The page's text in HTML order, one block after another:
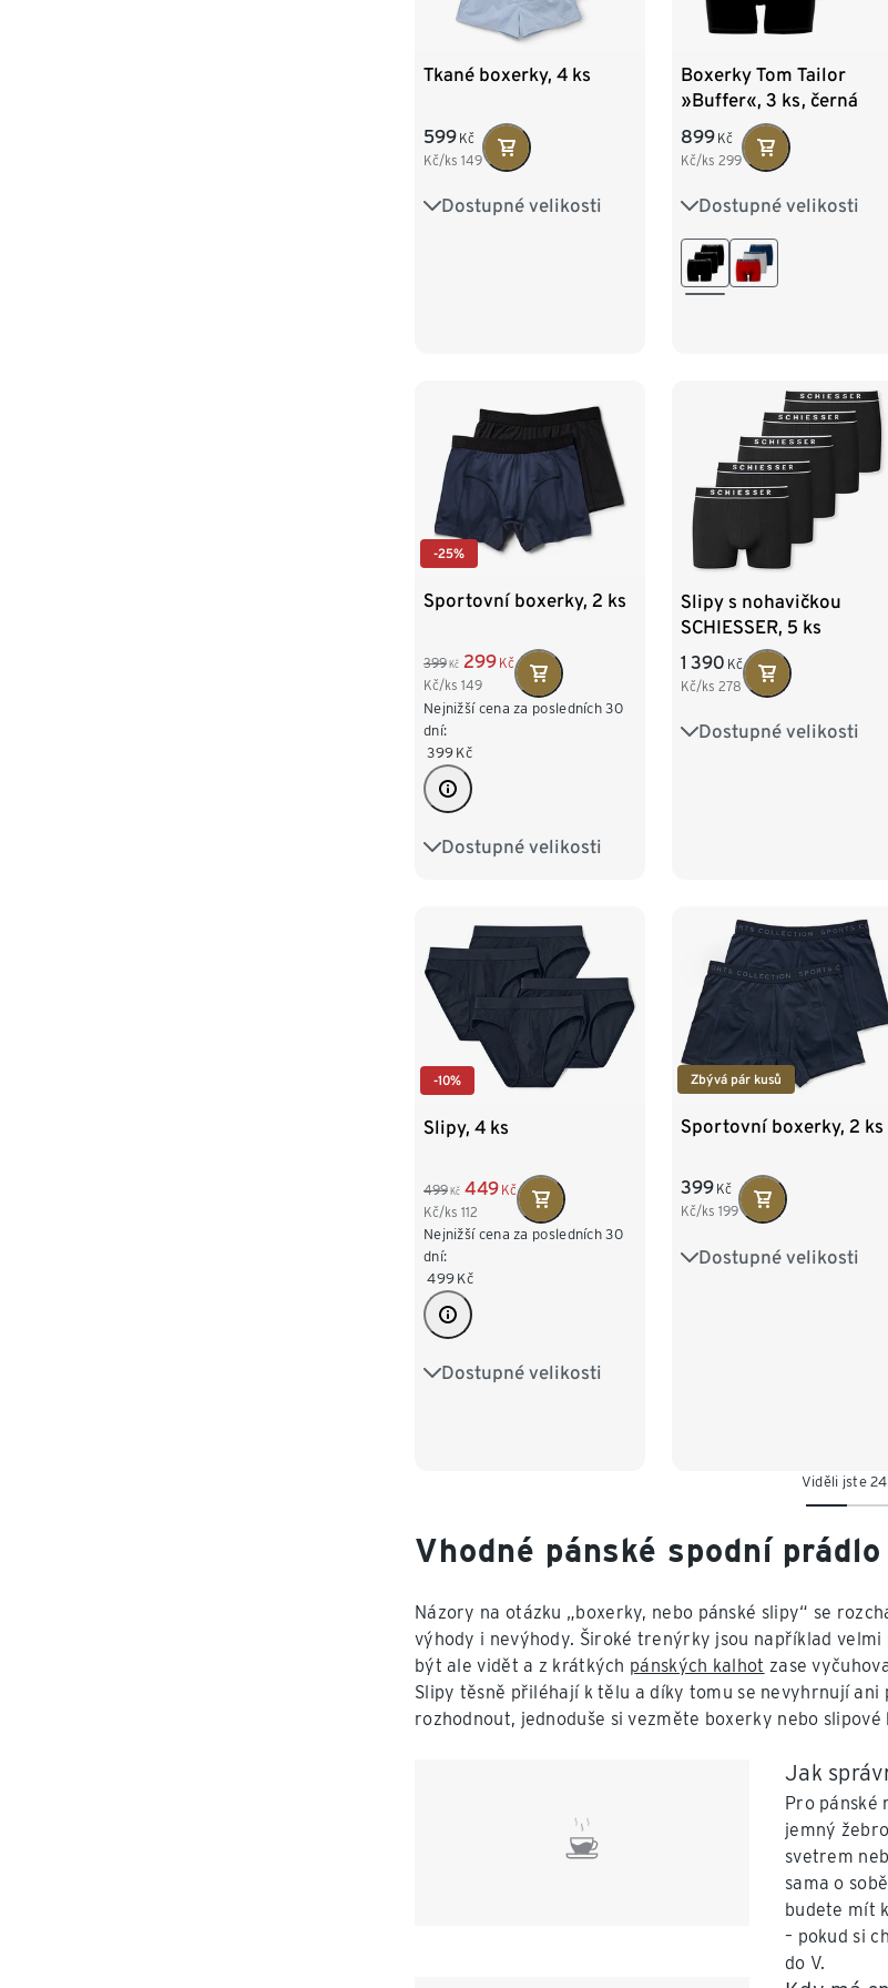
Tkané boxerky, 4 ks
599 Kč
Kč/ks 149
Dostupné velikosti
S/4 M/5 L/6
Boxerky Tom Tailor
»Buffer«, 3 ks, černá
899 Kč
Kč/ks299
Dostupné velikosti
S/4 M/5 L/6
XL/7 XXL/8
-25%
Sportovní boxerky, 2 ks
399 Kč 299 Kč
Kč/ks 149
Nejnižší cena za posledních 30
dní:
399 Kč
Dostupné velikosti
S/4 M/5 L/6
Slipy s nohavičkou
SCHIESSER, 5 ks
1 390 Kč
Kč/ks278
Dostupné velikosti
S/4 M/5 L/6
-10%
Slipy, 4 ks
499 Kč 449 Kč
Kč/ks 112
Nejnižší cena za posledních 30
dní:
499 Kč
Dostupné velikosti
M/5 L/6 XL/7
Zbývá pár kusů
Sportovní boxerky, 2 ks
399 Kč
Kč/ks199
Dostupné velikosti
S/4 M/5 L/6
Viděli jste
Vhodné pánské spodní
Názory na otázku „boxerky, nebo pánské slipy“ se
výhody i nevýhody. Široké trenýrky jsou například
být ale vidět a z krátkých pánských kalhot zase
Slipy těsně přiléhají k tělu a díky tomu se nevyhrnují
rozhodnout, jednoduše si vezměte boxerky nebo
Jak
Pro pánské
jemný
svetrem
sama o
budete mít
– pokud si
do V.